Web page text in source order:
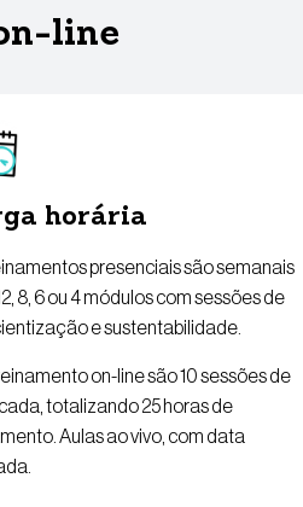
line
horária
presenciais são semanais
8, 6 ou 4 módulos com sessões de
e sustentabilidade.
on-line são 10 sessões de
totalizando 25 horas de
Aulas ao vivo, com data